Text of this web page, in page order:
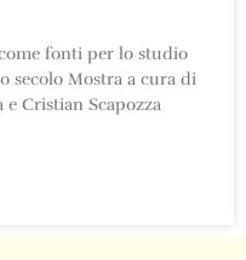
fonti per lo studio
secolo Mostra a cura di
Cristian Scapozza